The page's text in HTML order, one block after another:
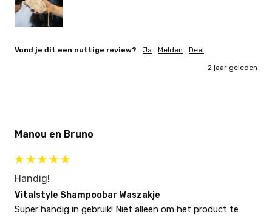
Vond je dit een nuttige review? Ja Melden Deel
2 jaar geleden
Manou en Bruno
Handig!
Vitalstyle Shampoobar Waszakje
Super handig in gebruik! Niet alleen om het product te